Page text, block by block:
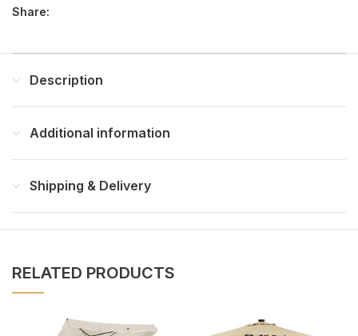
Share:
Description
Additional information
Shipping & Delivery
RELATED PRODUCTS